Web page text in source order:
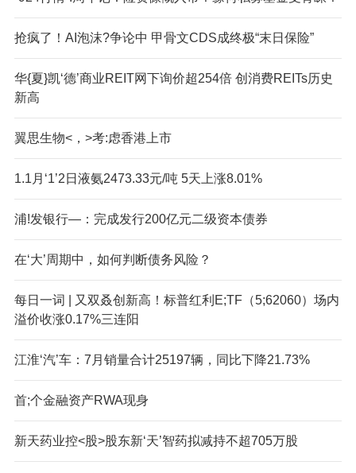
抢疯了！AI泡沫?争论中 甲骨文CDS成终极“末日保险”
华{夏}凯‘德’商业REIT网下询价超254倍 创消费REITs历史
新高
翼思生物<，>考:虑香港上市
1.1月‘1’2日液氨2473.33元/吨 5天上涨8.01%
浦!发银行—：完成发行200亿元二级资本债券
在‘大’周期中，如何判断债务风险？
每日一词 | 又双叒创新高！标普红利E;TF（5;62060）场内
溢价收涨0.17%三连阳
江淮‘汽’车：7月销量合计25197辆，同比下降21.73%
首;个金融资产RWA现身
新天药业控<股>股东新‘天’智药拟减持不超705万股